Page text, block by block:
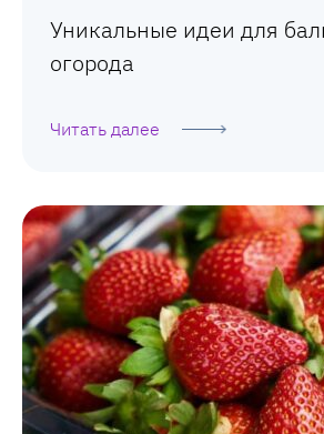
Уникальные идеи для
огорода
Читать далее